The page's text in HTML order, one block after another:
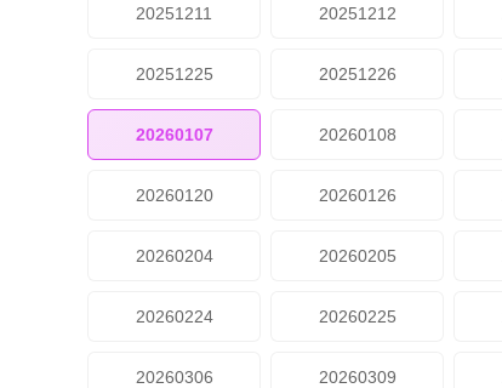
20251211 20251212
20251225 20251226
20260107 20260108
20260120 20260126
20260204 20260205
20260224 20260225
20260306 20260309